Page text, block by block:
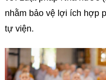
nhằm bảo vệ lợi ích hợp
tự viện.